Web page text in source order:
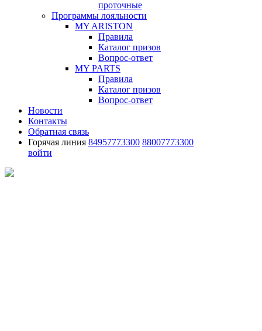
проточные
Программы лояльности
MY ARISTON
Правила
Каталог призов
Вопрос-ответ
MY PARTS
Правила
Каталог призов
Вопрос-ответ
Новости
Контакты
Обратная связь
Горячая линия 84957773300 88007773300
войти